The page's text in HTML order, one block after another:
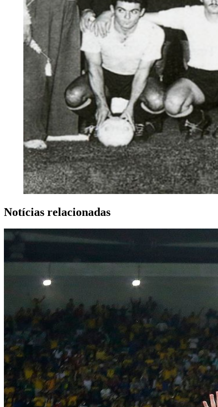
Notícias relacionadas